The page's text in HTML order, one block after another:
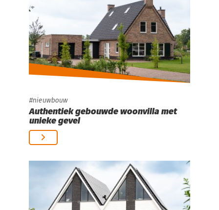
nieuwbouw
Authentiek gebouwde woonvilla met
unieke gevel